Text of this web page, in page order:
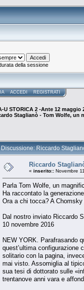
della sessione
ACCEDI REGISTRATI
U STORICA 2 -Ante 12 maggio
Staglianò - Tom Wolfe, un
Discussione: Riccardo
Riccardo
« inserito:: Novembre
Parla Tom Wolfe, un
Ha raccontato la
Ora a chi tocca? A
Dal nostro inviato Riccardo
10 novembre 2016
NEW YORK. Parafrasando
quest’ultima configurazione
solitario con la pagina,
mai visto. Assomiglia al
sua tesi di dottorato sulle
trentanove anni vara e